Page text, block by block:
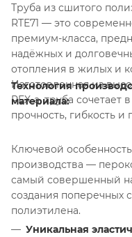
Труба из сшитого
RTE71 — это
премиум-класса,
надёжных и
отопления в жилых и
Изготовленная из
PEX-a, труба
прочность, гибкость и
Технология
материала:
Ключевой
производства —
самый совершенный
создания поперечных
полиэтилена.
Уникальная